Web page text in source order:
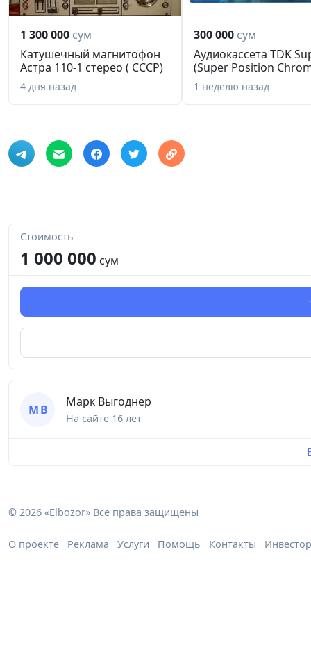
1 300 000 сум
Катушечный магнитофон
Астра 110-1 стерео ( СССР)
4 дня назад
300 000 сум
Аудиокассета TDK
(Super Position
1 неделю назад
Стоимость
1 000 000 сум
М В
Марк Выгоднер
На сайте 16 лет
© 2026 «Elbozor» Все права защищены
О проекте Реклама Услуги Помощь Контакты